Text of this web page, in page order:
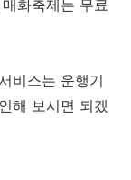
화축제는 무료
비스는 운행기
해 보시면 되겠